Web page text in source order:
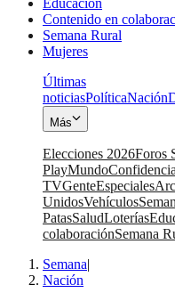
Contenido en
Semana Rural
Mujeres
Últimas
noticiasPolíticaNación
Más
Elecciones 2026Foros
PlayMundo
TVGenteEspeciales
UnidosVehículos
PatasSaludLoterías
colaboraciónSemana
Semana|
Nación